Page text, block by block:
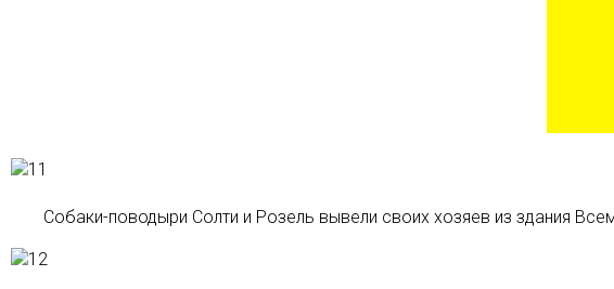
Собаки-поводыри Солти и Розель вывели своих хозяев из здания